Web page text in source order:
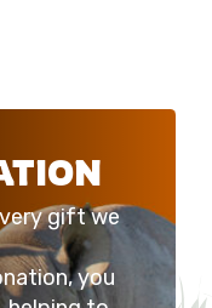
gift we
you